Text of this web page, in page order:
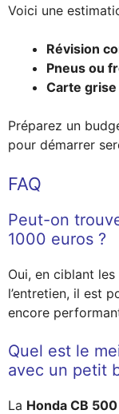
Voici une
Révision
Pneus ou
Carte
Préparez un
pour démarrer
FAQ
Peut-on
1000 euros ?
Oui, en ciblant
l’entretien, il est
encore
Quel est le
avec un petit
La Honda CB 500